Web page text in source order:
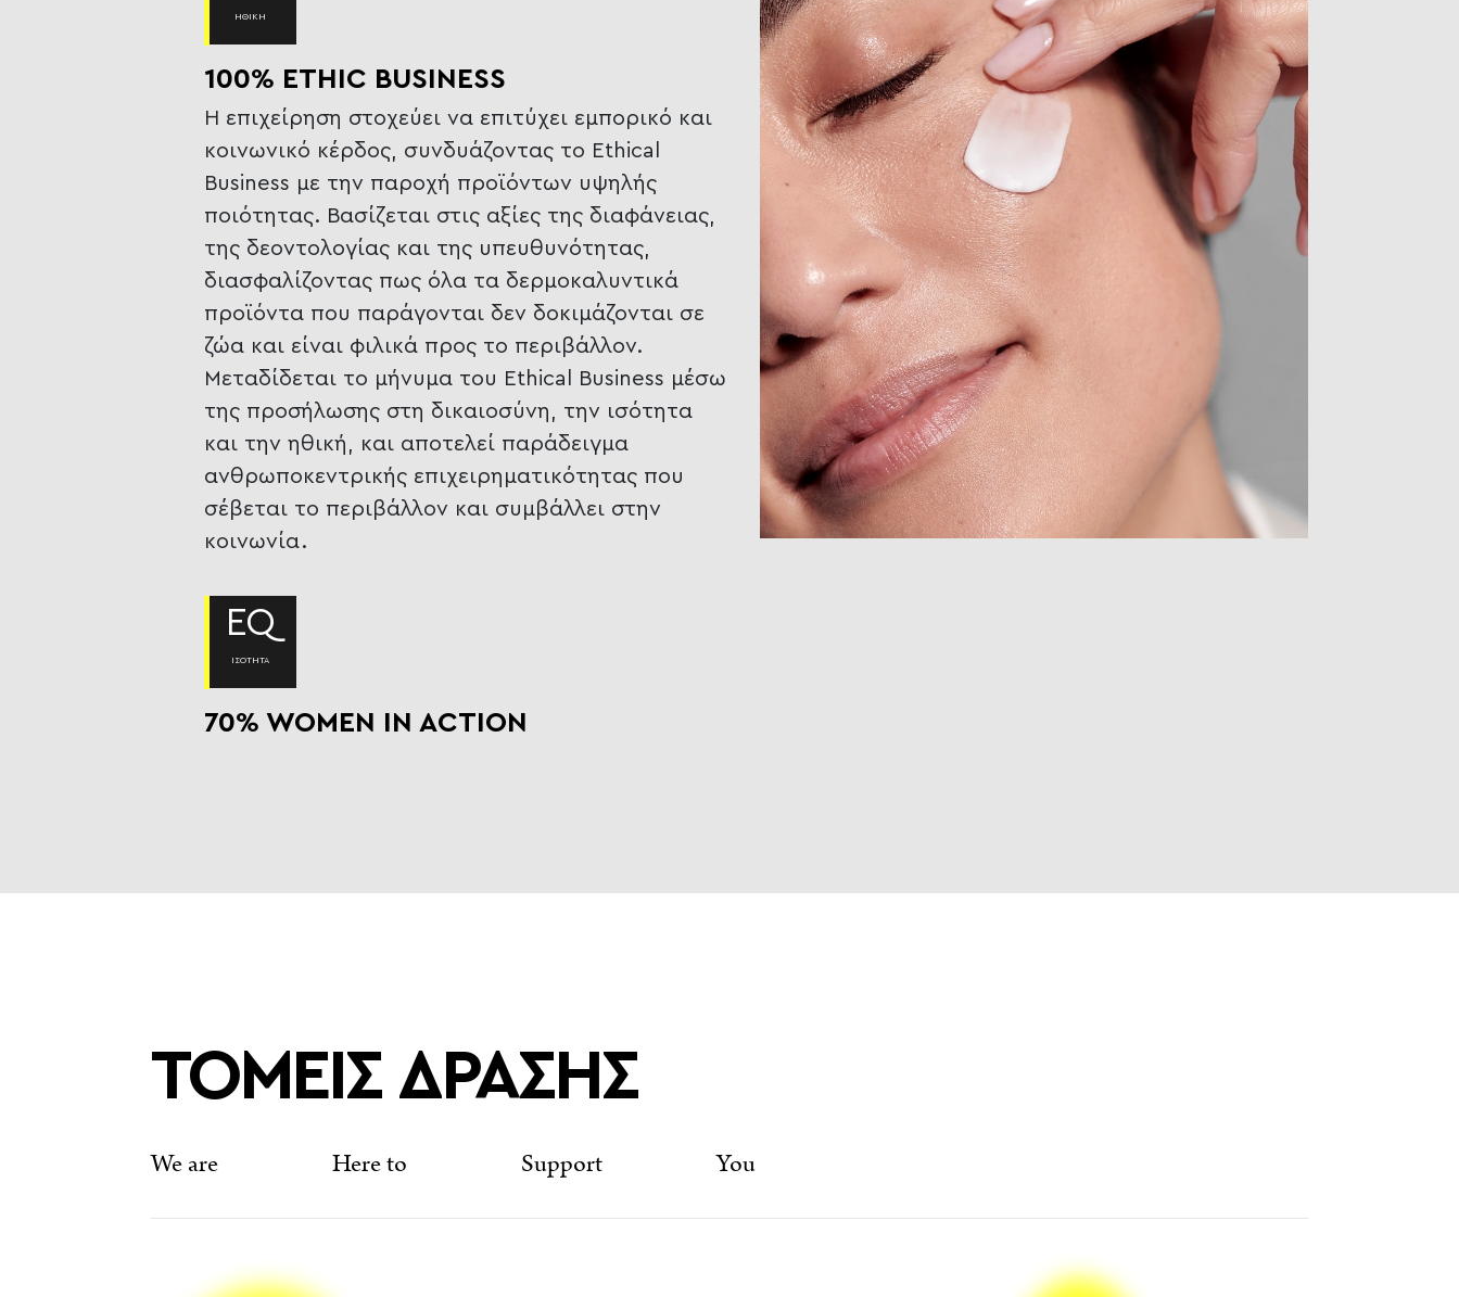
100% ETHIC BUSINESS
ΗΘΙΚΗ
Η επιχείρηση στοχεύει να επιτύχει εμπορικό και
κοινωνικό κέρδος, συνδυάζοντας το Ethical
Business με την παροχή προϊόντων υψηλής
ποιότητας. Βασίζεται στις αξίες της διαφάνειας,
της δεοντολογίας και της υπευθυνότητας,
διασφαλίζοντας πως όλα τα δερμοκαλυντικά
προϊόντα που παράγονται δεν δοκιμάζονται σε
ζώα και είναι φιλικά προς το περιβάλλον.
Μεταδίδεται το μήνυμα του Ethical Business μέσω
της προσήλωσης στη δικαιοσύνη, την ισότητα
και την ηθική, και αποτελεί παράδειγμα
ανθρωποκεντρικής επιχειρηματικότητας που
σέβεται το περιβάλλον και συμβάλλει στην
κοινωνία.
70% WOMEN IN ACTION
EQ
ΙΣΟΤΗΤΑ
ευκαιρίες στην αγορά εργασίας. Τους παρέχει
περιβάλλον.
Οι αξίες της επιχείρησης επιδρούν και στην
ΤΟΜΕΙΣ ΔΡΑΣΗΣ
We are Here to Support You